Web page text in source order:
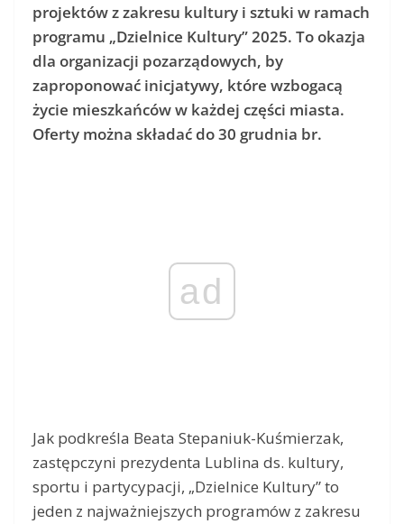
projektów z zakresu kultury i sztuki w ramach
programu „Dzielnice Kultury” 2025. To okazja
dla organizacji pozarządowych, by
zaproponować inicjatywy, które wzbogacą
życie mieszkańców w każdej części miasta.
Oferty można składać do 30 grudnia br.
ad
Jak podkreśla Beata Stepaniuk-Kuśmierzak,
zastępczyni prezydenta Lublina ds. kultury,
sportu i partycypacji, „Dzielnice Kultury” to
jeden z najważniejszych programów z zakresu